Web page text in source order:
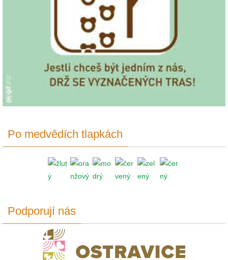
Po medvědích tlapkách
Podporují nás